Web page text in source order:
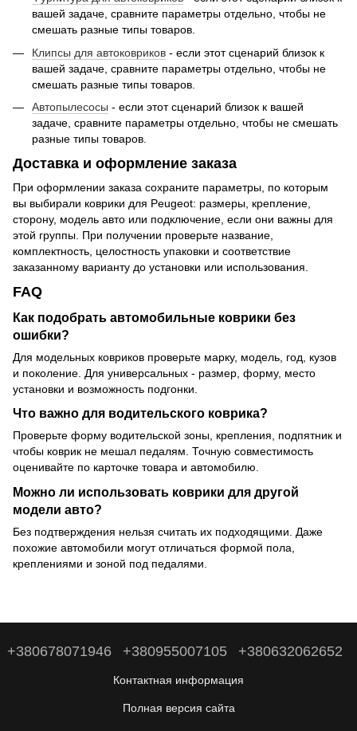
вашей задаче, сравните параметры отдельно, чтобы не
смешать разные типы товаров.
Клипсы для автоковриков - если этот сценарий близок к
вашей задаче, сравните параметры отдельно, чтобы не
смешать разные типы товаров.
Автопылесосы - если этот сценарий близок к вашей
задаче, сравните параметры отдельно, чтобы не смешать
разные типы товаров.
Доставка и оформление заказа
При оформлении заказа сохраните параметры, по которым
вы выбирали коврики для Peugeot: размеры, крепление,
сторону, модель авто или подключение, если они важны для
этой группы. При получении проверьте название,
комплектность, целостность упаковки и соответствие
заказанному варианту до установки или использования.
FAQ
Как подобрать автомобильные коврики без
ошибки?
Для модельных ковриков проверьте марку, модель, год, кузов
и поколение. Для универсальных - размер, форму, место
установки и возможность подгонки.
Что важно для водительского коврика?
Проверьте форму водительской зоны, крепления, подпятник и
чтобы коврик не мешал педалям. Точную совместимость
оценивайте по карточке товара и автомобилю.
Можно ли использовать коврики для другой
модели авто?
Без подтверждения нельзя считать их подходящими. Даже
похожие автомобили могут отличаться формой пола,
креплениями и зоной под педалями.
+380678071946 +380955007105 +380632062652
Контактная информация
Полная версия сайта